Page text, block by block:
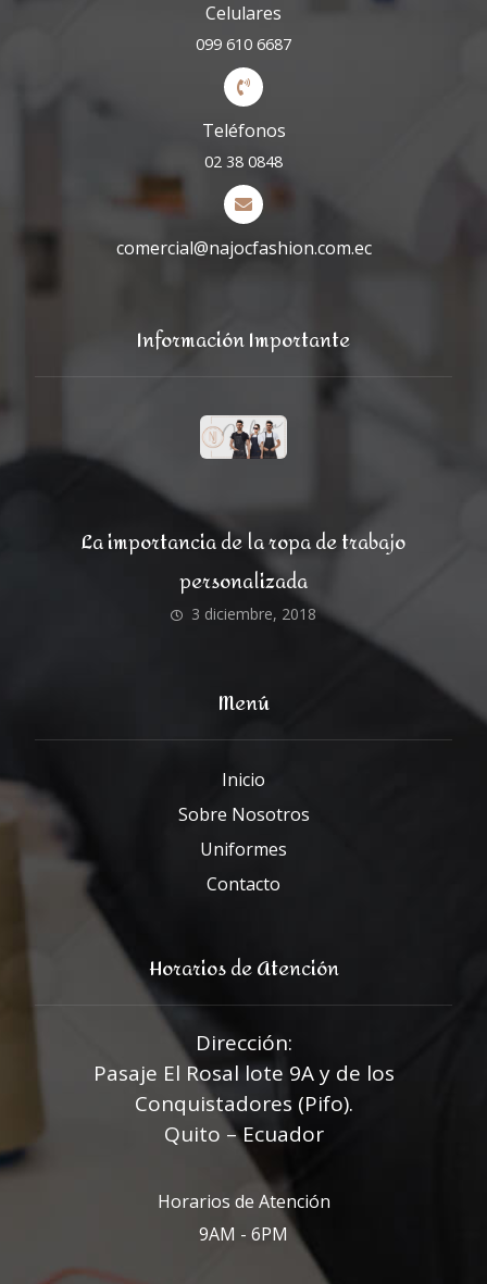
Celulares
099 610 6687
Teléfonos
02 38 0848
comercial@najocfashion.com.ec
Información Importante
La importancia de la ropa de trabajo
personalizada
3 diciembre, 2018
Menú
Inicio
Sobre Nosotros
Uniformes
Contacto
Horarios de Atención
Dirección:
Pasaje El Rosal lote 9A y de los
Conquistadores (Pifo).
Quito – Ecuador
Horarios de Atención
9AM - 6PM